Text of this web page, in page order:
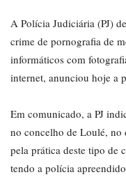
A Polícia Judiciária (PJ)
crime de pornografia de
informáticos com
internet, anunciou hoje a
Em comunicado, a PJ
no concelho de Loulé, no
pela prática deste tipo de
tendo a polícia